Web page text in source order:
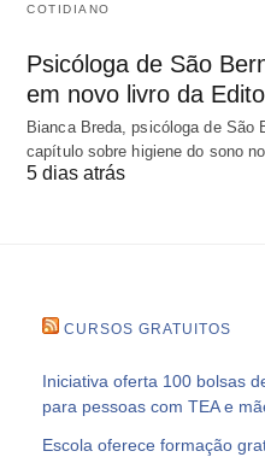
COTIDIANO
Psicóloga de São
em novo livro da
Bianca Breda, psicóloga de São
capítulo sobre higiene do sono
5 dias atrás
CURSOS GRATUITOS
Iniciativa oferta 100 bolsas
para pessoas com TEA e
Escola oferece formação